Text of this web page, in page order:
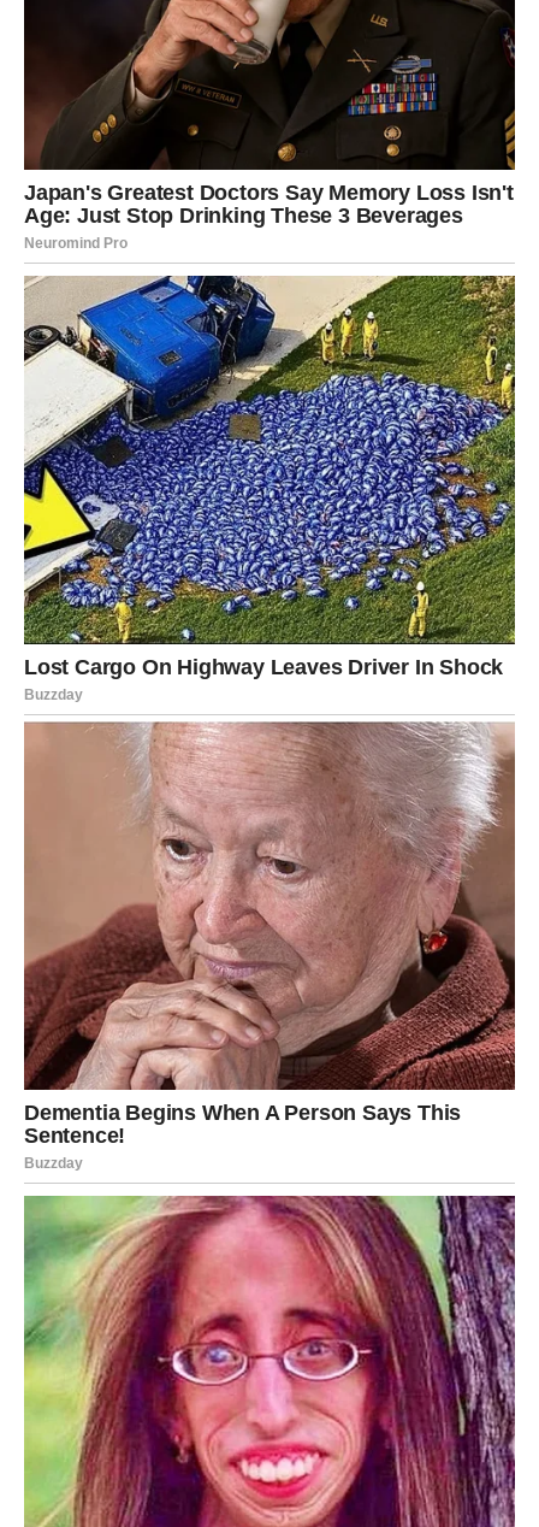
Unutrašnja transformacija kao
ključ svega
Jedan od najvažnijih aspekata ovog perioda jeste
unutrašnja promena koja se dešava kod Device. Ovo nije
samo spoljašnji preokret – ovo je duboko lično iskustvo
koje menja način na koji Devica posmatra sebe i svet oko
sebe.
Oslobađanje od tereta prošlosti
Prošlost više nema istu težinu kao ranije. Ono što je
nekada izazivalo nemir sada se posmatra sa distance.
Device osećaju da više ne nose isti teret, kao da su se
nevidljivi lanci konačno raspali. Ovaj osećaj slobode
dolazi kao direktna posledica karmičkog balansiranja.
Važno je naglasiti da se ova promena ne dešava naglo.
Ona je rezultat dugotrajnog procesa kroz koji je Devica
prolazila, često bez vidljivih znakova napretka. Sada,
međutim, sve dolazi na svoje mesto.
Jačanje unutrašnje stabilnosti
Paralelno sa oslobađanjem dolazi i jačanje unutrašnje
snage. Device postaju svesne svoje vrednosti na način
koji ranije nije bio moguć. Ova stabilnost nije površna –
ona dolazi iz dubine, iz iskustava koja su oblikovala
njihovu ličnost.
Ovaj osećaj stabilnosti donosi i novu vrstu sigurnosti.
Nema više potrebe za potvrdom spolja, jer Devica sada
jasno zna gde stoji i šta zaslužuje. Upravo ta sigurnost
privlači nove okolnosti koje su u skladu sa tim osećajem.
Sudbinski susreti i preokreti
Početak maja za Devicu donosi i niz događaja koji imaju